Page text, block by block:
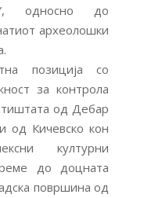
односно до
археолошки
позиција со
за контрола
од Дебар
од Кичевско кон
културни
до доцната
површина од